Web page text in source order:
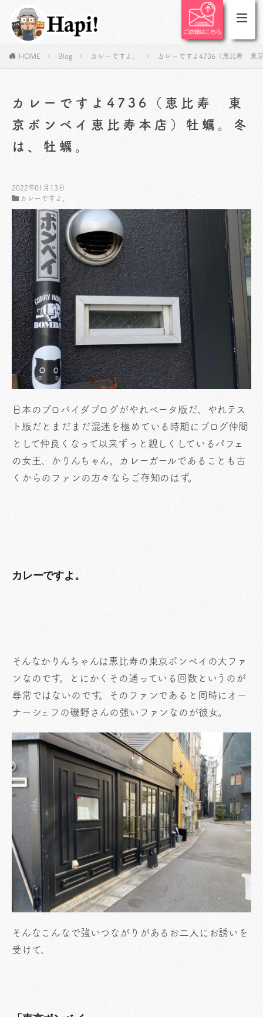
HOME Blog カレーですよ。 カレーですよ4736（恵比寿 東
カレーですよ4736（恵比寿 東
京ボンベイ恵比寿本店）牡蠣。冬
は、牡蠣。
2022年01月13日
カレーですよ。
日本のプロバイダブログがやれベータ版だ、やれテス
ト版だとまだまだ混迷を極めている時期にブログ仲間
として仲良くなって以来ずっと親しくしているパフェ
の女王、かりんちゃん。カレーガールであることも古
くからのファンの方々ならご存知のはず。
カレーですよ。
そんなかりんちゃんは恵比寿の東京ボンベイの大ファ
ンなのです。とにかくその通っている回数というのが
尋常ではないのです。そのファンであると同時にオー
ナーシェフの磯野さんの強いファンなのが彼女。
そんなこんなで強いつながりがあるお二人にお誘いを
受けて、